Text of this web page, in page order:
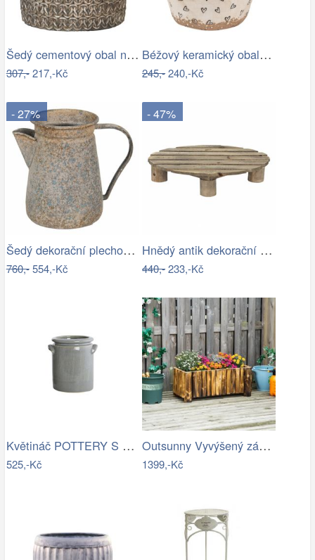
Šedý cementový obal na květináč s…
307,-217,-Kč
Béžový keramický obal na květináč se…
245,-240,-Kč
- 27%
Šedý dekorační plechový džbánek s…
760,-554,-Kč
- 47%
Hnědý antik dekorační stolek na květiny…
440,-233,-Kč
Květináč POTTERY S House Doctor -…
525,-Kč
Outsunny Vyvýšený záhon z jedlového…
1399,-Kč